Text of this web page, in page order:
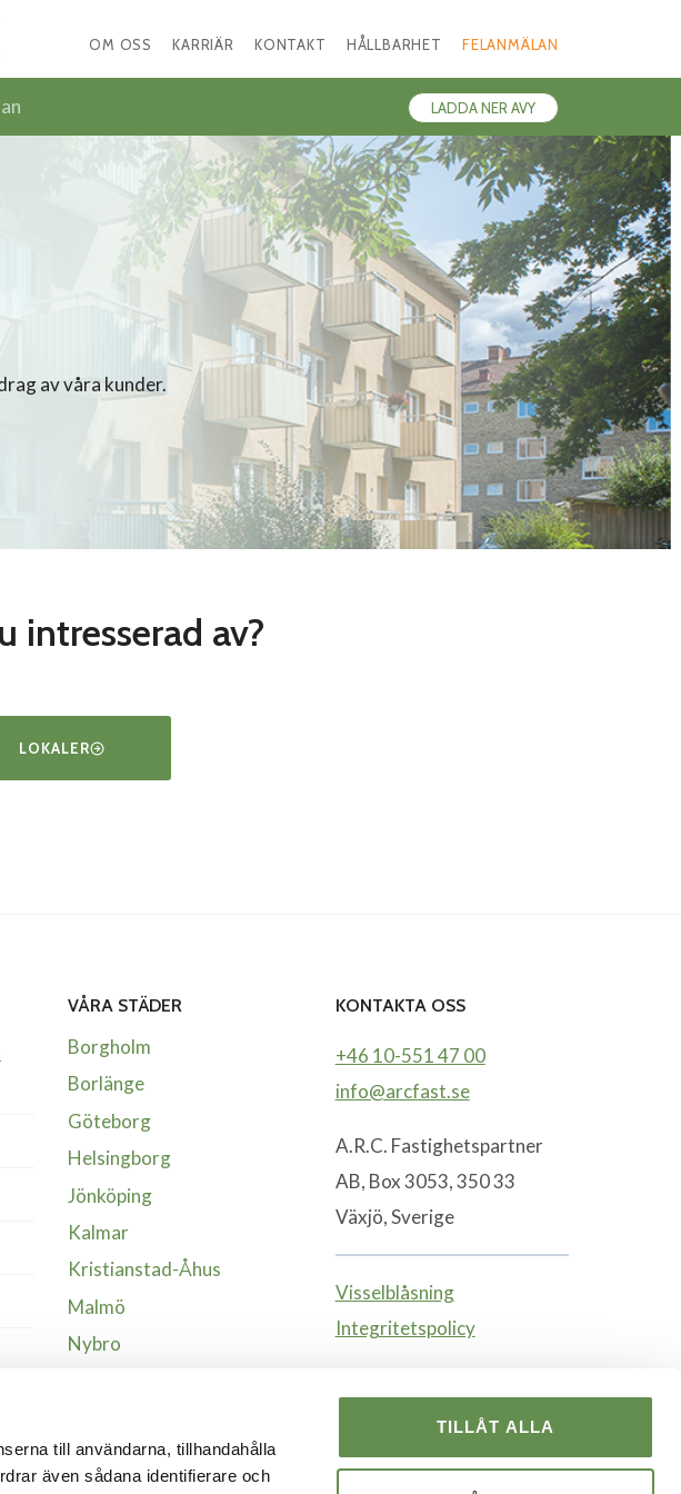
till användarna, tillhandahålla
även sådana identifierare och
TILLÅT ALLA
OM OSS KARRIÄR KONTAKT HÅLLBARHET FELANMÄLAN
LADDA NER AVY
av våra kunder.
intresserad av?
LOKALER
VÅRA STÄDER
Borgholm
Borlänge
Göteborg
Helsingborg
Jönköping
Kalmar
Kristianstad-Åhus
Malmö
Nybro
Örnsköldsvik
KONTAKTA OSS
+46 10-551 47 00
info@arcfast.se
A.R.C. Fastighetspartner
AB, Box 3053, 350 33
Växjö, Sverige
Visselblåsning
Integritetspolicy